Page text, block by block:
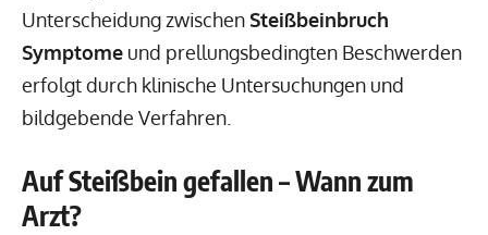
Unterscheidung zwischen Steißbeinbruch
Symptome und prellungsbedingten Beschwerden
erfolgt durch klinische Untersuchungen und
bildgebende Verfahren.
Auf Steißbein gefallen – Wann zum
Arzt?